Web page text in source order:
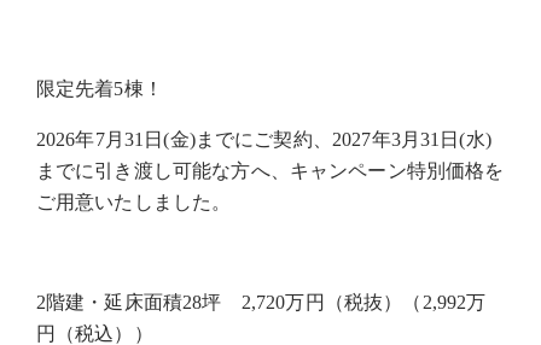
限定先着5棟！
2026年7月 31 日(金)までにご契約、 2027年3月31 日(水)
までに引き渡し可能な方へ、キャンペーン特別価格を
ご用意いたしました。
2階建・延床面積28坪 2,720万円（税抜）（ 2,992万
円（税込））